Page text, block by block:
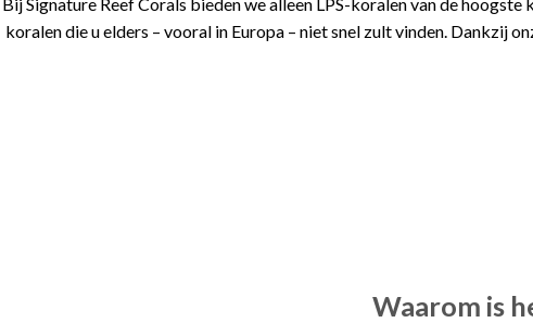
koralen die u elders – vooral in Europa – niet snel zult vinden. Dankzij
Waarom is